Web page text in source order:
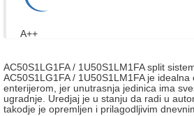
A++
AC50S1LG1FA / 1U50S1LM1FA split
AC50S1LG1FA / 1U50S1LM1FA je
enterijerom, jer unutrasnja jedinica ima
ugradnje. Uredjaj je u stanju da radi u
takodje je opremljen i prilagodljivim